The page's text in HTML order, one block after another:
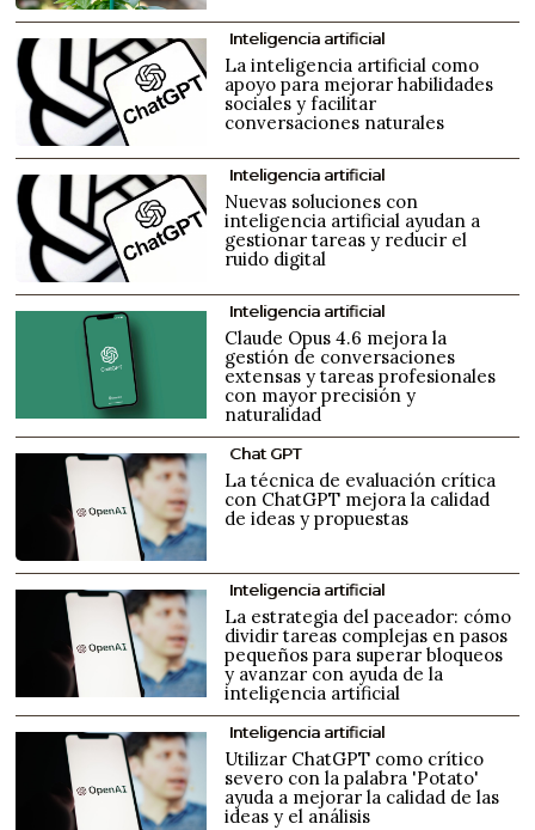
Inteligencia artificial
La inteligencia artificial como
apoyo para mejorar habilidades
sociales y facilitar
conversaciones naturales
Inteligencia artificial
Nuevas soluciones con
inteligencia artificial ayudan a
gestionar tareas y reducir el
ruido digital
Inteligencia artificial
Claude Opus 4.6 mejora la
gestión de conversaciones
extensas y tareas profesionales
con mayor precisión y
naturalidad
Chat GPT
La técnica de evaluación crítica
con ChatGPT mejora la calidad
de ideas y propuestas
Inteligencia artificial
La estrategia del paceador: cómo
dividir tareas complejas en pasos
pequeños para superar bloqueos
y avanzar con ayuda de la
inteligencia artificial
Inteligencia artificial
Utilizar ChatGPT como crítico
severo con la palabra 'Potato'
ayuda a mejorar la calidad de las
ideas y el análisis